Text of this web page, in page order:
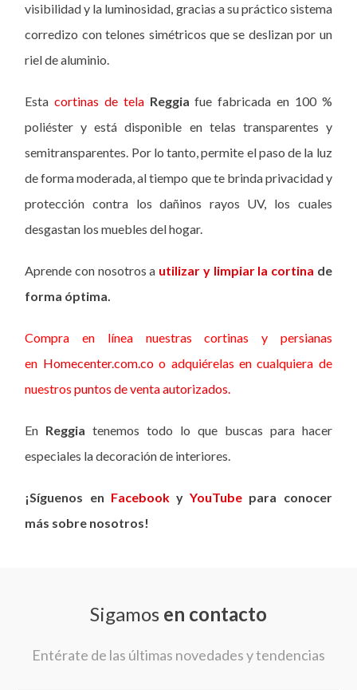
visibilidad y la luminosidad, gracias a su práctico sistema
corredizo con telones simétricos que se deslizan por un
riel de aluminio.
Estacortinas de tela Reggiafue fabricada en 100 %
poliéster y está disponible en telas transparentes y
semitransparentes. Por lo tanto, permite el paso de la luz
de forma moderada, al tiempo que te brinda privacidad y
protección contra los dañinos rayos UV, los cuales
desgastan los muebles del hogar.
Aprende con nosotros a utilizar y limpiar la cortina de
forma óptima.
Compra en línea nuestras cortinas y persianas
en Homecenter.com.coo adquiérelas en cualquiera de
nuestrospuntos de venta autorizados.
En Reggia tenemos todo lo que buscas para hacer
especiales la decoración de interiores.
¡Síguenos en FacebookyYouTube para conocer
más sobre nosotros!
Sigamos en contacto
Entérate de las últimas novedades y tendencias